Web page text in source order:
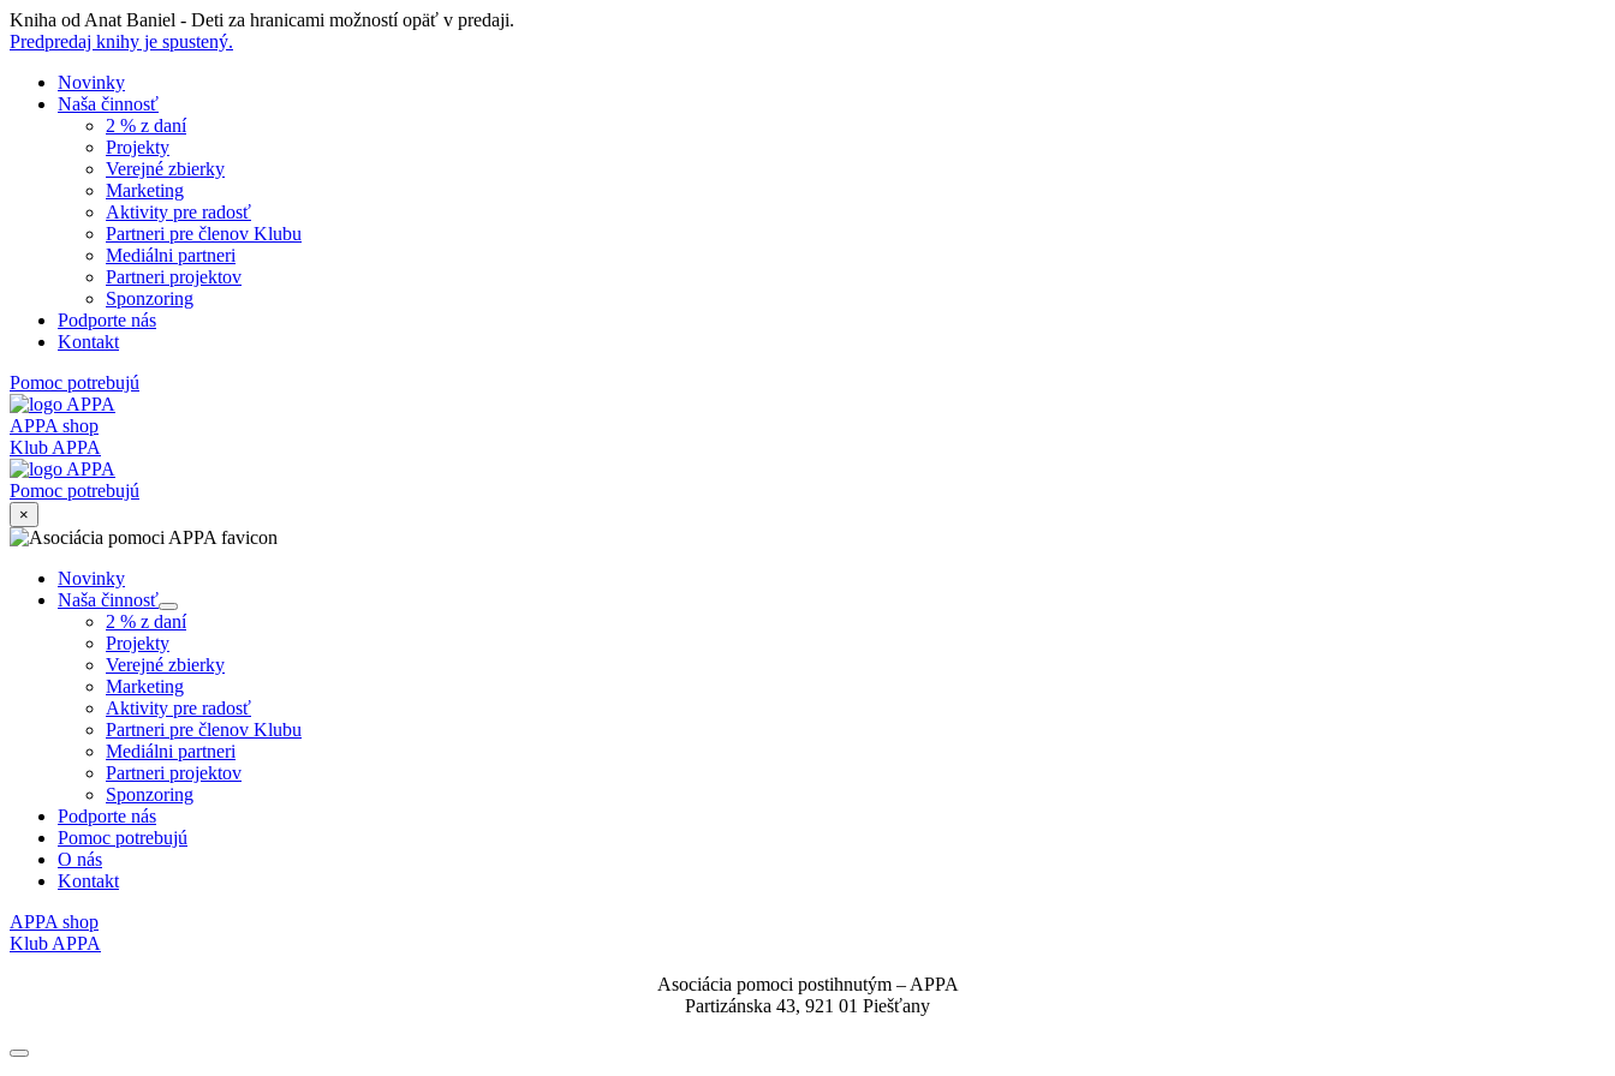
Skip
to
Kniha od Anat Baniel - Deti za hranicami možností opäť v predaji.
Predpredaj knihy je spustený.
Novinky
Naša činnosť
2 % z daní
Projekty
Verejné zbierky
Marketing
Aktivity pre radosť
Partneri pre členov Klubu
Mediálni partneri
Partneri projektov
Sponzoring
Podporte nás
Kontakt
Pomoc potrebujú
APPA shop
Klub APPA
Pomoc potrebujú
×
Novinky
Naša činnosť
Submenu
2 % z daní
Projekty
Verejné zbierky
Marketing
Aktivity pre radosť
Partneri pre členov Klubu
Mediálni partneri
Partneri projektov
Sponzoring
Podporte nás
Pomoc potrebujú
O nás
Kontakt
APPA shop
Klub APPA
Asociácia pomoci postihnutým – APPA
Partizánska 43, 921 01 Piešťany